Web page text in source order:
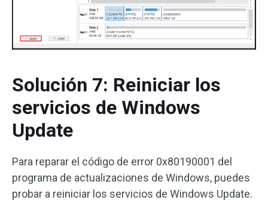
Solución 7: Reiniciar los
servicios de Windows
Update
Para reparar el código de error 0x80190001 del
programa de actualizaciones de Windows, puedes
probar a reiniciar los servicios de Windows Update.